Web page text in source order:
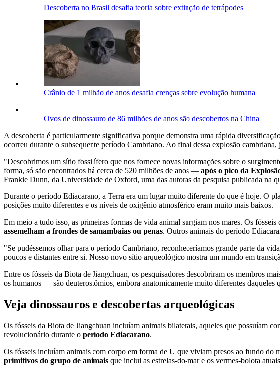
Descoberta no Brasil desafia teoria sobre extinção de tetrápodes
Crânio de 1 milhão de anos desafia crenças sobre evolução humana
Ovos de dinossauro de 86 milhões de anos são descobertos na China
A descoberta é particularmente significativa porque demonstra uma rápida
ocorreu durante o subsequente período Cambriano. Ao final dessa explosão
"Descobrimos um sítio fossilífero que nos fornece novas informações sobre o
forma, só são encontrados há cerca de 520 milhões de anos — após o pico da
Frankie Dunn, da Universidade de Oxford, uma das autoras da pesquisa publicada na
Durante o período Ediacarano, a Terra era um lugar muito diferente do que é hoje. O
posições muito diferentes e os níveis de oxigênio atmosférico eram muito mais baixos.
Em meio a tudo isso, as primeiras formas de vida animal surgiam nos mares. Os
assemelham a frondes de samambaias ou penas. Outros animais do período
"Se pudéssemos olhar para o período Cambriano, reconheceríamos grande parte da
poucos e distantes entre si. Nosso novo sítio arqueológico mostra um mundo em
Entre os fósseis da Biota de Jiangchuan, os pesquisadores descobriram os membros
os humanos — são deuterostômios, embora anatomicamente muito diferentes daqueles
Veja dinossauros e descobertas arqueológicas
Os fósseis da Biota de Jiangchuan incluíam animais bilaterais, aqueles que possuíam
revolucionário durante o período Ediacarano.
Os fósseis incluíam animais com corpo em forma de U que viviam presos ao fundo do
primitivos do grupo de animais que inclui as estrelas-do-mar e os vermes-bolota